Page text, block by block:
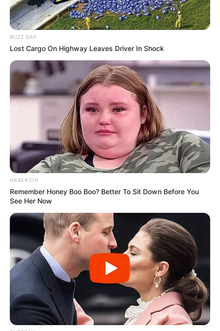
Papo da Professora Denise
Escola Padre Arrupe
BUZZ DAY
Lost Cargo On Highway Leaves Driver In Shock
HABERION
Remember Honey Boo Boo? Better To Sit Down Before You
See Her Now